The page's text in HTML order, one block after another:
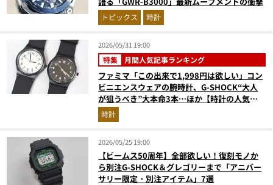
トピックス 時計
2026/05/31 19:00
特集 月間人気記事ランキング
ファミマ「この出来で1,998円は欲しい」コン
ビニエンスウェアの腕時計、G-SHOCK“大人
が狙うべき”大本命3本…ほか【時計の人気記
事ランキングベスト3】（2026年4月版）
時計
2026/05/25 19:00
【ビームス50周年】全部欲しい！復刻モノか
ら別注G-SHOCK＆グレゴリーまで「アニバー
サリー限定・別注アイテム」7選